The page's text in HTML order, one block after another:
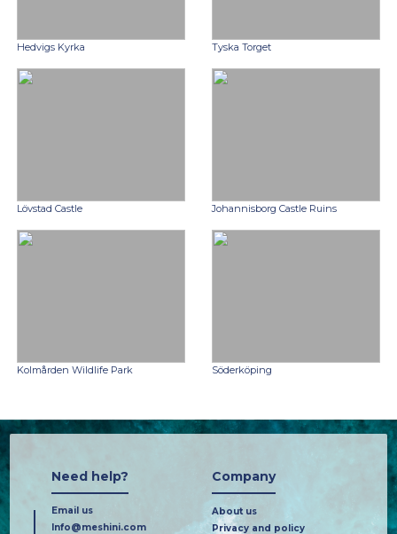
Hedvigs Kyrka Tyska Torget
Lövstad Castle Johannisborg Castle Ruins
Kolmården Wildlife Park Söderköping
Need help?
Email us
Info@meshini.com
Company
About us
Privacy and policy